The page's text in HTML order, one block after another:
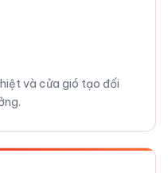
và cửa gió tạo đối